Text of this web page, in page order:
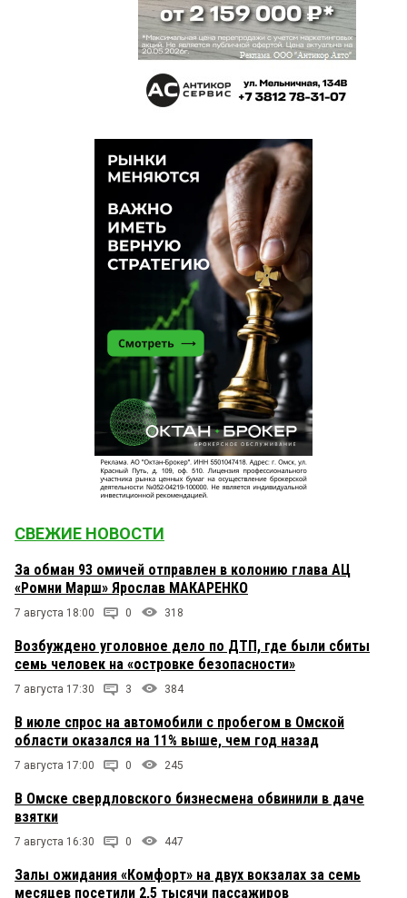
СВЕЖИЕ НОВОСТИ
За обман 93 омичей отправлен в колонию глава АЦ
«Ромни Марш» Ярослав МАКАРЕНКО
7 августа 18:00 0 318
Возбуждено уголовное дело по ДТП, где были сбиты
семь человек на «островке безопасности»
7 августа 17:30 3 384
В июле спрос на автомобили с пробегом в Омской
области оказался на 11% выше, чем год назад
7 августа 17:00 0 245
В Омске свердловского бизнесмена обвинили в даче
взятки
7 августа 16:30 0 447
Залы ожидания «Комфорт» на двух вокзалах за семь
месяцев посетили 2,5 тысячи пассажиров